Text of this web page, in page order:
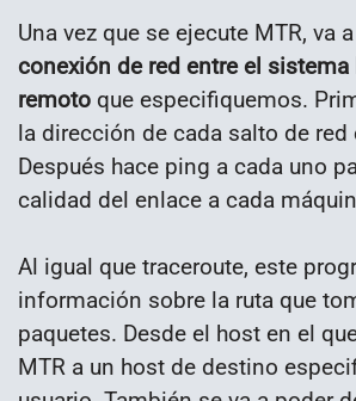
Una vez que se ejecute MTR, va
conexión de red entre el
remoto que especifiquemos.
la dirección de cada salto de
Después hace ping a cada uno
calidad del enlace a cada
Al igual que traceroute, este
información sobre la ruta que
paquetes. Desde el host en el
MTR a un host de destino